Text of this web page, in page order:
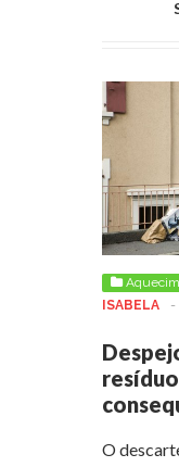
ISABELA
-
O